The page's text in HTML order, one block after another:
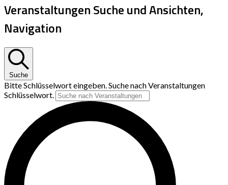
Veranstaltungen Suche und Ansichten,
Navigation
Suche
Bitte Schlüsselwort eingeben. Suche nach Veranstaltungen
Schlüsselwort.